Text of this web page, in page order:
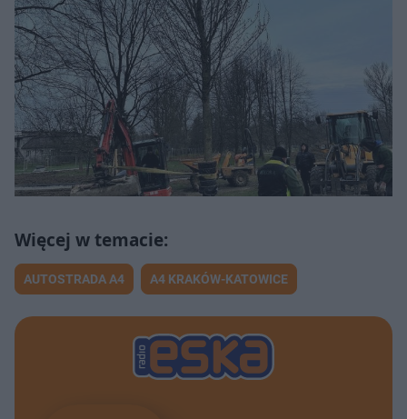
AUTOSTRADA A4 A4 KRAKÓW-KATOWICE